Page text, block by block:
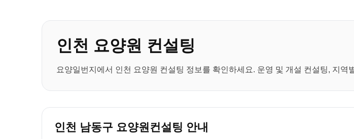
인천 요양원 컨설팅
요양일번지에서 인천 요양원 컨설팅 정보를 확인하세요. 운영 및 개설 컨설팅, 지역
인천 남동구 요양원컨설팅 안내